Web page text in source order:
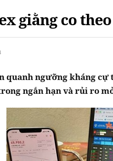
giằng co
quanh ngưỡng kháng cự
ngắn hạn và rủi ro